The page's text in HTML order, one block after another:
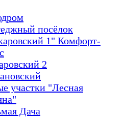
посёлок
1" Комфорт-
2
участки "Лесная
Дача